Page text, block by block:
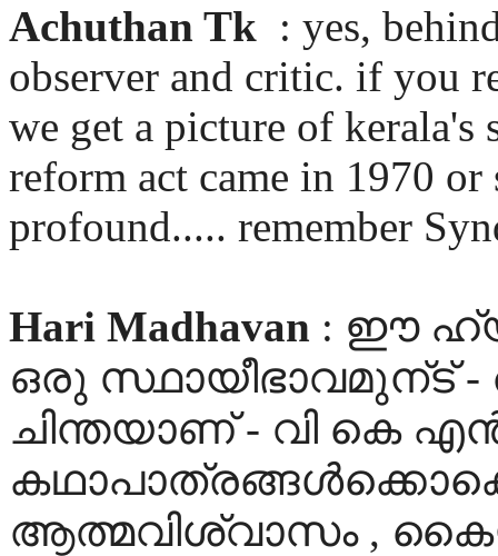
Achuthan Tk : yes,
observer and critic. if you
we get a picture of
reform act came in 1970
profound..... remember
Hari Madhavan : ഈ
ഒരു
ചിന്തയാണ് - വി കെ
ആത്മവിശ്വാസം ,